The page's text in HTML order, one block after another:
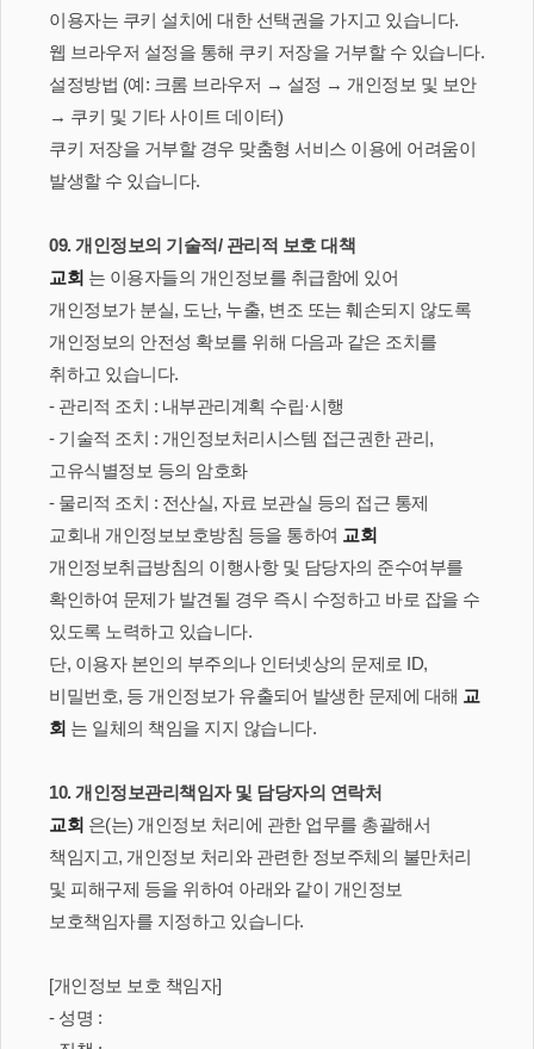
이용자는 쿠키 설치에 대한 선택권을 가지고 있습니다.
웹 브라우저 설정을 통해 쿠키 저장을 거부할 수 있습니다.
설정방법 (예: 크롬 브라우저 → 설정 → 개인정보 및 보안
→ 쿠키 및 기타 사이트 데이터)
쿠키 저장을 거부할 경우 맞춤형 서비스 이용에 어려움이
발생할 수 있습니다.
09. 개인정보의 기술적/ 관리적 보호 대책
교회 는 이용자들의 개인정보를 취급함에 있어
개인정보가 분실, 도난, 누출, 변조 또는 훼손되지 않도록
개인정보의 안전성 확보를 위해 다음과 같은 조치를
취하고 있습니다.
- 관리적 조치 : 내부관리계획 수립·시행
- 기술적 조치 : 개인정보처리시스템 접근권한 관리,
고유식별정보 등의 암호화
- 물리적 조치 : 전산실, 자료 보관실 등의 접근 통제
교회내 개인정보보호방침 등을 통하여 교회
개인정보취급방침의 이행사항 및 담당자의 준수여부를
확인하여 문제가 발견될 경우 즉시 수정하고 바로 잡을 수
있도록 노력하고 있습니다.
단, 이용자 본인의 부주의나 인터넷상의 문제로 ID,
비밀번호, 등 개인정보가 유출되어 발생한 문제에 대해 교
회 는 일체의 책임을 지지 않습니다.
10. 개인정보관리책임자 및 담당자의 연락처
교회 은(는) 개인정보 처리에 관한 업무를 총괄해서
책임지고, 개인정보 처리와 관련한 정보주체의 불만처리
및 피해구제 등을 위하여 아래와 같이 개인정보
보호책임자를 지정하고 있습니다.
[개인정보 보호 책임자]
- 성명 :